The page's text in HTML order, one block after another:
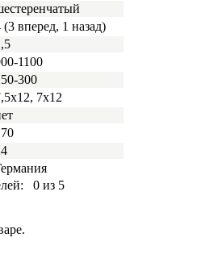
(3 вперед, 1 назад)
1100
300
7х12
0 из 5